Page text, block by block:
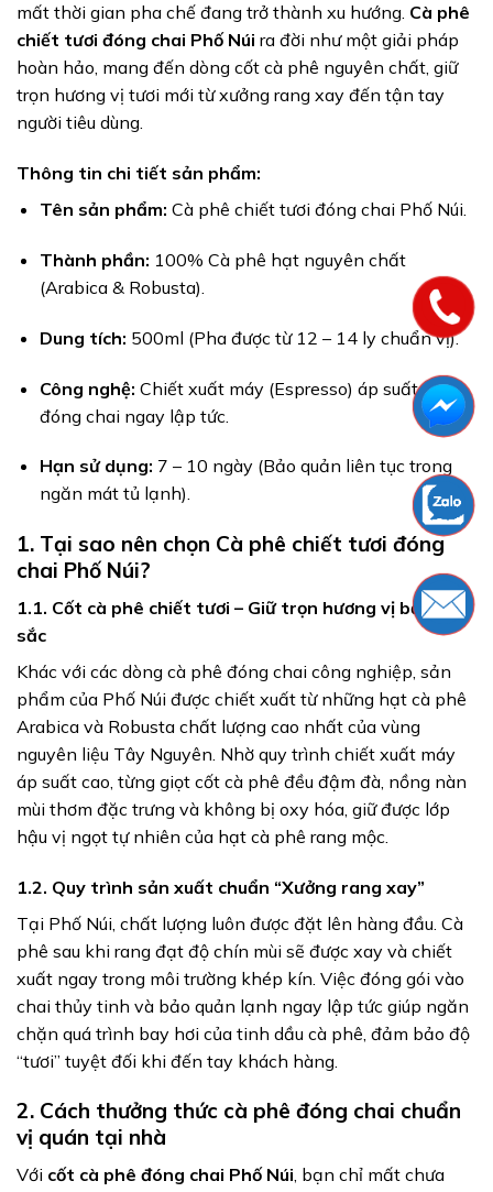
mất thời gian pha chế đang trở thành xu hướng. Cà phê
chiết tươi đóng chai Phố Núi ra đời như một giải pháp
hoàn hảo, mang đến dòng cốt cà phê nguyên chất, giữ
trọn hương vị tươi mới từ xưởng rang xay đến tận tay
người tiêu dùng.
Thông tin chi tiết sản phẩm:
Tên sản phẩm: Cà phê chiết tươi đóng chai Phố Núi.
Thành phần: 100% Cà phê hạt nguyên chất
(Arabica & Robusta).
Dung tích: 500ml (Pha được từ 12 – 14 ly chuẩn vị).
Công nghệ: Chiết xuất máy (Espresso) áp suất cao,
đóng chai ngay lập tức.
Hạn sử dụng: 7 – 10 ngày (Bảo quản liên tục trong
ngăn mát tủ lạnh).
1. Tại sao nên chọn Cà phê chiết tươi đóng
chai Phố Núi?
1.1. Cốt cà phê chiết tươi – Giữ trọn hương vị bản bản
sắc
Khác với các dòng cà phê đóng chai công nghiệp, sản
phẩm của Phố Núi được chiết xuất từ những hạt cà phê
Arabica và Robusta chất lượng cao nhất của vùng
nguyên liệu Tây Nguyên. Nhờ quy trình chiết xuất máy
áp suất cao, từng giọt cốt cà phê đều đậm đà, nồng nàn
mùi thơm đặc trưng và không bị oxy hóa, giữ được lớp
hậu vị ngọt tự nhiên của hạt cà phê rang mộc.
1.2. Quy trình sản xuất chuẩn “Xưởng rang xay”
Tại Phố Núi, chất lượng luôn được đặt lên hàng đầu. Cà
phê sau khi rang đạt độ chín mùi sẽ được xay và chiết
xuất ngay trong môi trường khép kín. Việc đóng gói vào
chai thủy tinh và bảo quản lạnh ngay lập tức giúp ngăn
chặn quá trình bay hơi của tinh dầu cà phê, đảm bảo độ
“tươi” tuyệt đối khi đến tay khách hàng.
2. Cách thưởng thức cà phê đóng chai chuẩn
vị quán tại nhà
Với cốt cà phê đóng chai Phố Núi , bạn chỉ mất chưa